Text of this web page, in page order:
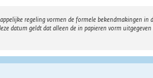
regeling vormen de formele bekendmakingen in
datum geldt dat alleen de in papieren vorm